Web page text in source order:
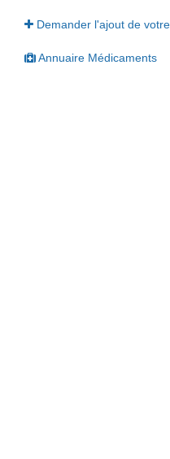
Demander l'ajout de
Annuaire Médicaments